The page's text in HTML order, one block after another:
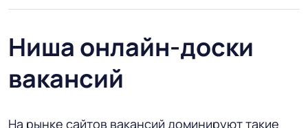
Ниша онлайн-доски
вакансий
На рынке сайтов вакансий доминируют такие